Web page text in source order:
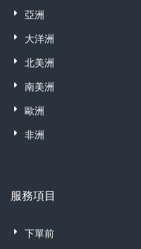
亞洲
大洋洲
北美洲
南美洲
歐洲
非洲
服務項目
下單前